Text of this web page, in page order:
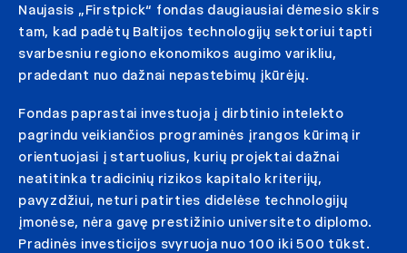
Naujasis „Firstpick“ fondas daugiausiai dėmesio skirs
tam, kad padėtų Baltijos technologijų sektoriui tapti
svarbesniu regiono ekonomikos augimo varikliu,
pradedant nuo dažnai nepastebimų įkūrėjų.
Fondas paprastai investuoja į dirbtinio intelekto
pagrindu veikiančios programinės įrangos kūrimą ir
orientuojasi į startuolius, kurių projektai dažnai
neatitinka tradicinių rizikos kapitalo kriterijų,
pavyzdžiui, neturi patirties didelėse technologijų
įmonėse, nėra gavę prestižinio universiteto diplomo.
Pradinės investicijos svyruoja nuo 100 iki 500 tūkst.